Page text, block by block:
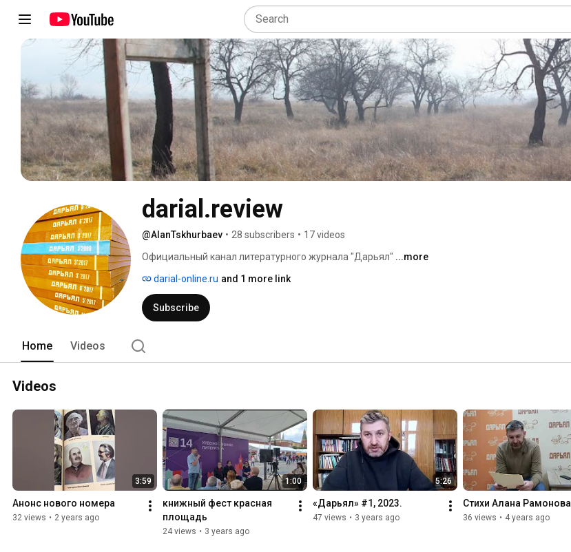
darial.review
@AlanTskhurbaev • 28 subscribers • 17 videos
Официальный канал литературного журнала "Дарьял" ...more
darial-online.ru and 1 more link
Subscribe
Home Videos
Videos
3:59
Анонс нового номера
32 views • 2 years ago
1:00
книжный фест красная
площадь
24 views • 3 years ago
5:26
«Дарьял» #1, 2023.
47 views • 3 years ago
Стихи Алана Рамонова
36 views • 4 years ago